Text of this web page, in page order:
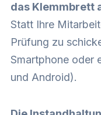
das Klemmbrett
Statt Ihre
Prüfung zu
Smartphone oder
und Android).